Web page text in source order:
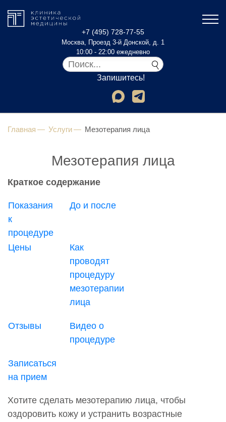
+7 (495) 728-77-55
Москва, Проезд 3-й Донской, д. 1
10:00 - 22:00 ежедневно
Запишитесь!
Главная Услуги Мезотерапия лица
Мезотерапия лица
Краткое содержание
Показания
к
процедуре
До и после
Цены
Как
проводят
процедуру
мезотерапии
лица
Отзывы
Видео о
процедуре
Записаться
на прием
Хотите сделать мезотерапию лица, чтобы
оздоровить кожу и устранить возрастные